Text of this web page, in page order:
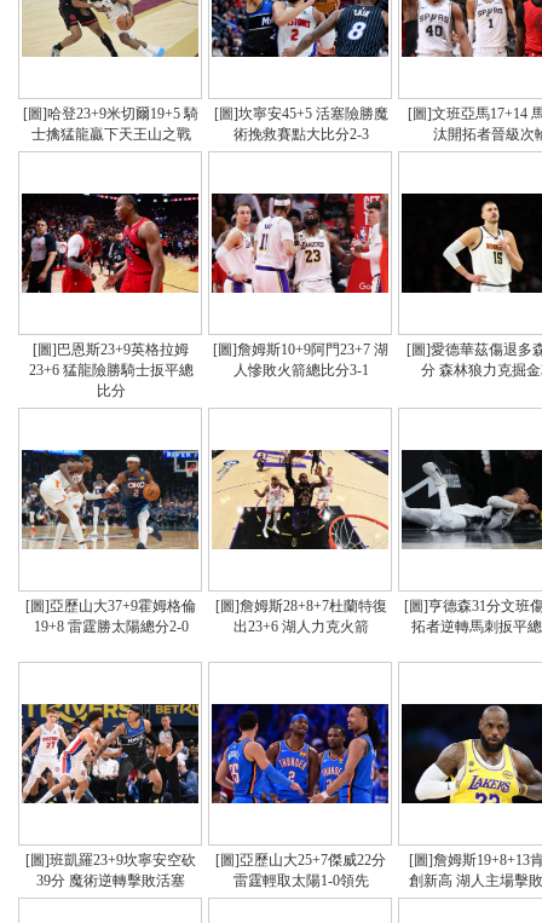
[圖]哈登23+9米切爾19+5 騎
士擒猛龍贏下天王山之戰
[圖]坎寧安45+5 活塞險勝魔
術挽救賽點大比分2-3
[圖]文班亞馬17+14
汰開拓者晉級次
[圖]巴恩斯23+9英格拉姆
23+6 猛龍險勝騎士扳平總
比分
[圖]詹姆斯10+9阿門23+7 湖
人慘敗火箭總比分3-1
[圖]愛德華茲傷退多
分 森林狼力克掘
[圖]亞歷山大37+9霍姆格倫
19+8 雷霆勝太陽總分2-0
[圖]詹姆斯28+8+7杜蘭特復
出23+6 湖人力克火箭
[圖]亨德森31分文班
拓者逆轉馬刺扳平
[圖]班凱羅23+9坎寧安空砍
39分 魔術逆轉擊敗活塞
[圖]亞歷山大25+7傑威22分
雷霆輕取太陽1-0領先
[圖]詹姆斯19+8+13
創新高 湖人主場擊